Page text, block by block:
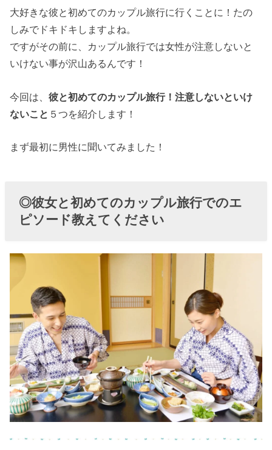
› ◎彼女と初め
てのカップル
旅行でのエピ
ソード教えて
› ◎彼氏と初め
てのカップル
したエピソー
› ０１、彼と初
嫌を悪くしな
い
› ０２、彼と初
めてのカップ
ル旅行！注意
すること：ど
こでもいい、
おまかせは言
大好きな彼と初めてのカップル旅行に行くことに！たの
しみでドキドキしますよね。
ですがその前に、カップル旅行では女性が注意しないと
いけない事が沢山あるんです！
今回は、彼と初めてのカップル旅行！注意しないといけ
ないこと ５つを紹介します！
まず最初に男性に聞いてみました！
◎彼女と初めてのカップル旅行でのエ
ピソード教えてください